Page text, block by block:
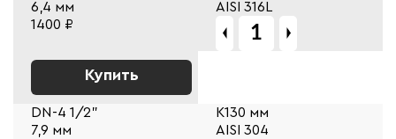
6,4 мм
AISI 316L
1400 ₽
Купить
DN-4 1/2"
К130 мм
7,9 мм
AISI 304